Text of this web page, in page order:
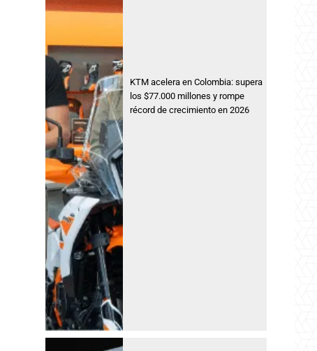
KTM acelera en Colombia: supera
los $77.000 millones y rompe
récord de crecimiento en 2026